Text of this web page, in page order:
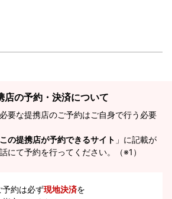
店の予約・決済について
要な提携店のご予約はご自身で行う必要
この提携店が予約できるサイト 」に記載が
にて予約を行ってください。（※1）
予約は必ず現地決済を